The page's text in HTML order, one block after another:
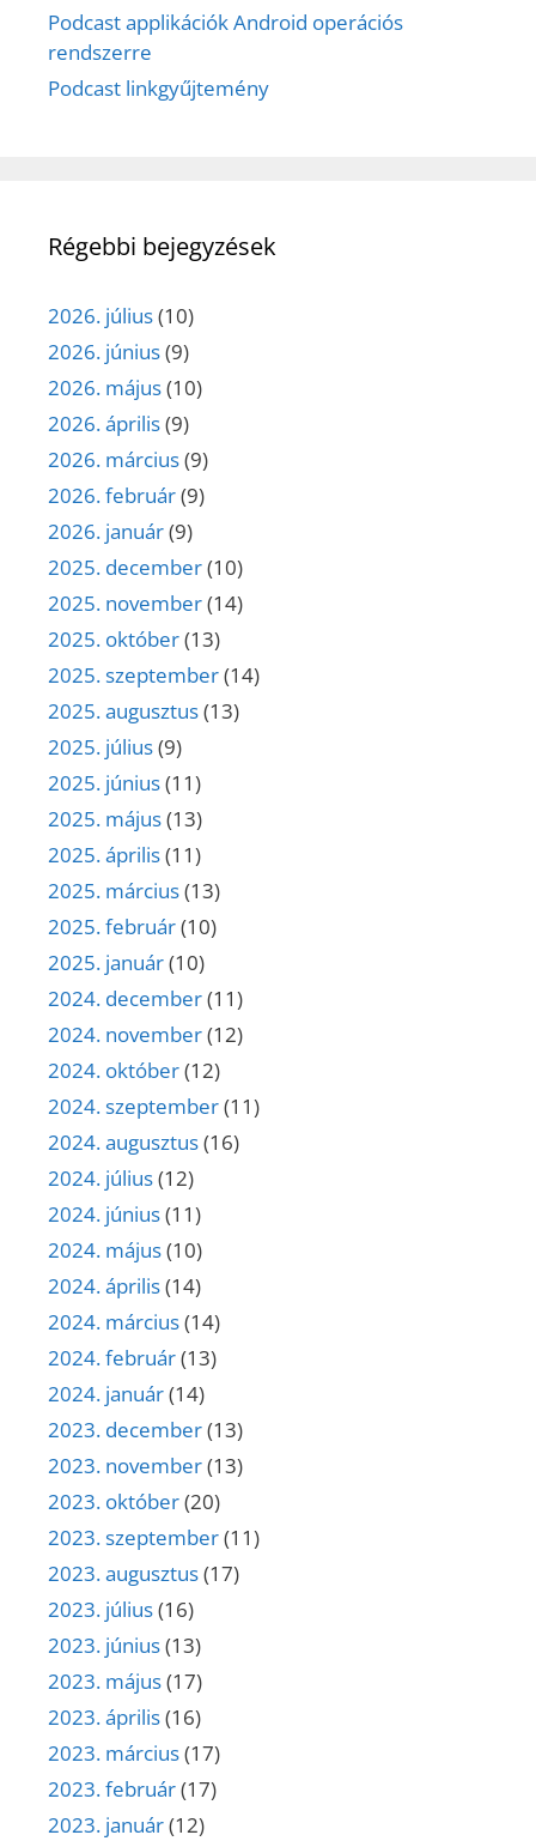
Podcast applikációk Android operációs
rendszerre
Podcast linkgyűjtemény
Régebbi bejegyzések
2026. július(10)
2026. június(9)
2026. május(10)
2026. április(9)
2026. március(9)
2026. február(9)
2026. január(9)
2025. december(10)
2025. november(14)
2025. október(13)
2025. szeptember(14)
2025. augusztus(13)
2025. július(9)
2025. június(11)
2025. május(13)
2025. április(11)
2025. március(13)
2025. február(10)
2025. január(10)
2024. december(11)
2024. november(12)
2024. október(12)
2024. szeptember(11)
2024. augusztus(16)
2024. július(12)
2024. június(11)
2024. május(10)
2024. április(14)
2024. március(14)
2024. február(13)
2024. január(14)
2023. december(13)
2023. november(13)
2023. október(20)
2023. szeptember(11)
2023. augusztus(17)
2023. július(16)
2023. június(13)
2023. május(17)
2023. április(16)
2023. március(17)
2023. február(17)
2023. január(12)